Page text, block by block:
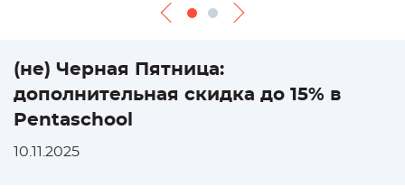
(не) Черная Пятница:
дополнительная скидка до 15% в
Pentaschool
10.11.2025